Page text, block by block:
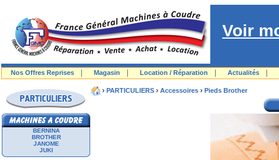
Voir
Nos Offres Reprises Magasin Location / Réparation Actualités
BERNINA
BROTHER
JANOME
JUKI
› PARTICULIERS › Accessoires › Pieds Brother